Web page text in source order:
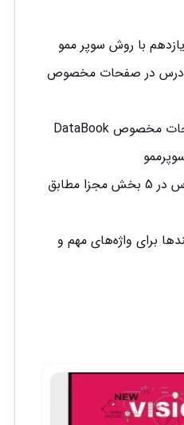
درس در صفحات مخصوص
گردآوری واژگان در صفحات مخصوص DataBook
طبقه‌بندی واژگان هر درس در 5 بخش مجزا مطابق
برای واژه‌های مهم و